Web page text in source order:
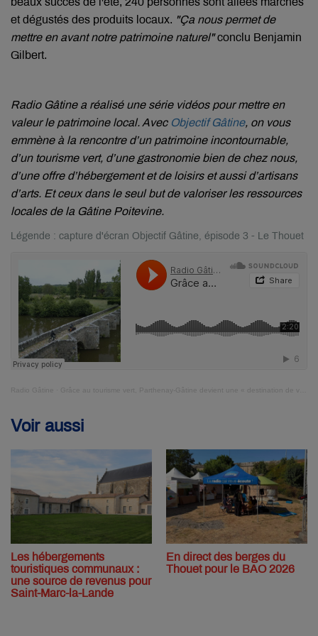
et dégustés des produits locaux. "Ça nous permet de
mettre en avant notre patrimoine naturel"conclu Benjamin
Gilbert.
Radio Gâtine a réalisé une série vidéos pour mettre en
valeur le patrimoine local. Avec Objectif Gâtine, on vous
emmène à la rencontre d’un patrimoine incontournable,
d’un tourisme vert, d’une gastronomie bien de chez nous,
d’une offre d’hébergement et de loisirs et aussi d’artisans
d’arts. Et ceux dans le seul but de valoriser les ressources
locales de la Gâtine Poitevine.
Légende : capture d'écran Objectif Gâtine, épisode 3 - Le Thouet
Radio Gâtine Grâce au tourisme vert, Parthenay-Gâtine devient une « destination de vacances »
Voir aussi
Les hébergements
touristiques communaux :
une source de revenus pour
Saint-Marc-la-Lande
En direct des berges du
Thouet pour le BAO 2026